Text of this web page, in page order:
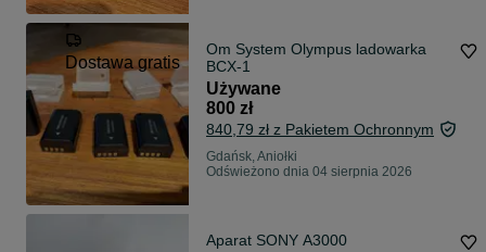
Dostawa gratis
Om System Olympus ladowarka
BCX-1
Używane
800 zł
840,79 zł z Pakietem Ochronnym
Gdańsk, Aniołki
Odświeżono dnia 04 sierpnia 2026
Aparat SONY A3000